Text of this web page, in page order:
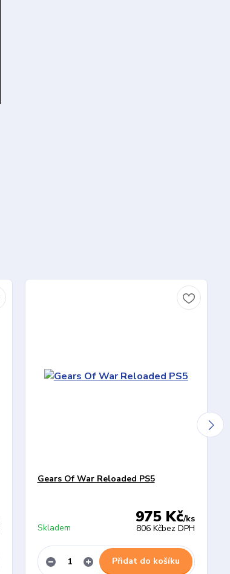
Gears Of War Reloaded PS5
975 Kč/ks
806 Kčbez DPH
Skladem
Přidat do košíku